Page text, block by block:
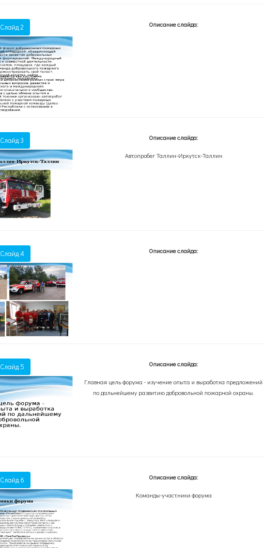
Слайд 2 Описание слайда:
Слайд 3 Описание слайда:
Автопробег Таллин-Иркутск-Таллин
Слайд 4 Описание слайда:
Слайд 5 Описание слайда:
Главная цель форума - изучение опыта и выработка предложений
по дальнейшему развитию добровольной пожарной охраны.
Слайд 6 Описание слайда:
Команды-участники форума